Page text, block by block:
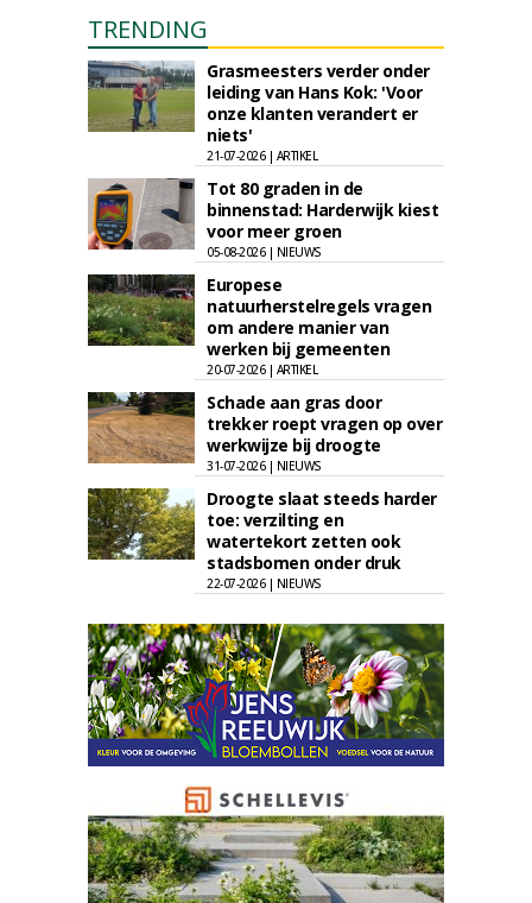
TRENDING
Grasmeesters verder onder
leiding van Hans Kok: 'Voor
onze klanten verandert er
niets'
21-07-2026 | ARTIKEL
Tot 80 graden in de
binnenstad: Harderwijk kiest
voor meer groen
05-08-2026 | NIEUWS
Europese
natuurherstelregels vragen
om andere manier van
werken bij gemeenten
20-07-2026 | ARTIKEL
Schade aan gras door
trekker roept vragen op over
werkwijze bij droogte
31-07-2026 | NIEUWS
Droogte slaat steeds harder
toe: verzilting en
watertekort zetten ook
stadsbomen onder druk
22-07-2026 | NIEUWS